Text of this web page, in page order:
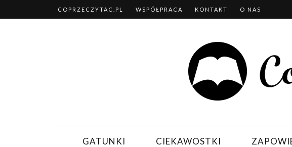
COPRZECZYTAC.PL WSPÓŁPRACA KONTAKT O NAS
GATUNKI CIEKAWOSTKI